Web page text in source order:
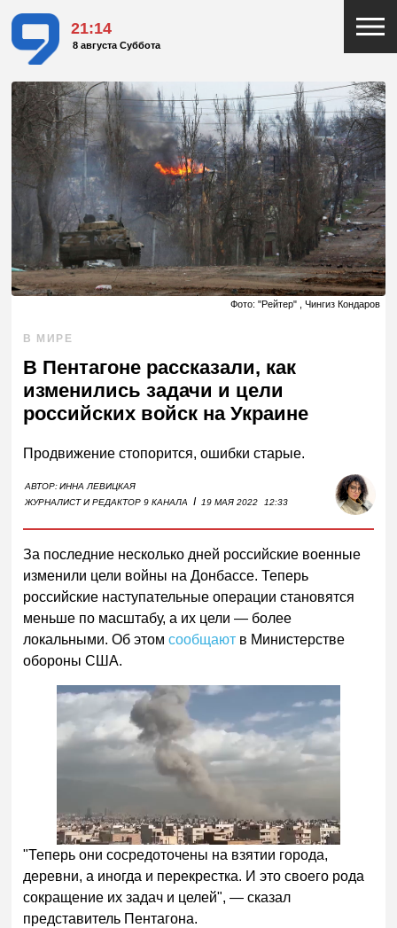
21:14
8 августа Суббота
Фото: "Рейтер" , Чингиз Кондаров
В МИРЕ
В Пентагоне рассказали, как
изменились задачи и цели
российских войск на Украине
Продвижение стопорится, ошибки старые.
АВТОР:ИННА ЛЕВИЦКАЯ
ЖУРНАЛИСТ И РЕДАКТОР 9 КАНАЛА
I 19 МАЯ 2022 12:33
За последние несколько дней российские военные
изменили цели войны на Донбассе. Теперь
российские наступательные операции становятся
меньше по масштабу, а их цели — более
локальными. Об этомсообщают в Министерстве
обороны США.
"Теперь они сосредоточены на взятии города,
деревни, а иногда и перекрестка. И это своего рода
сокращение их задач и целей", — сказал
представитель Пентагона.